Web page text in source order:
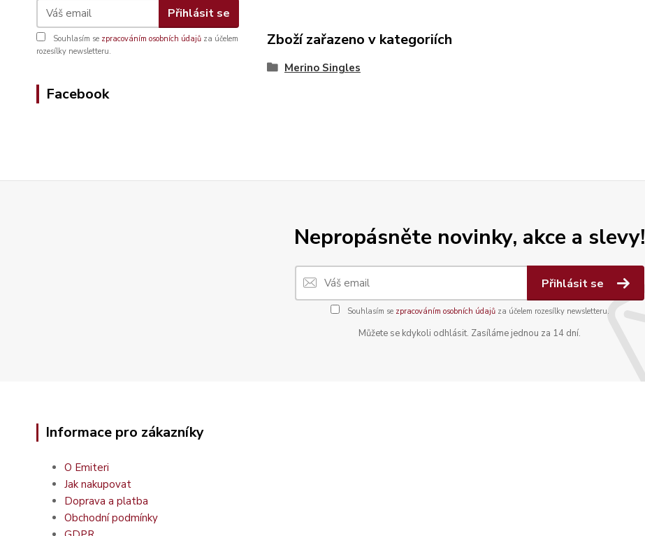
Přihlásit se
Souhlasím se zpracováním osobních údajů za účelem
rozesílky newsletteru.
Facebook
Zboží zařazeno v kategoriích
Merino Singles
Nepropásněte novinky, akce a slevy!
Přihlásit se
Souhlasím se zpracováním osobních údajůza účelem rozesílky newsletteru.
Můžete se kdykoli odhlásit. Zasíláme jednou za 14 dní.
Informace pro zákazníky
O Emiteri
Jak nakupovat
Doprava a platba
Obchodní podmínky